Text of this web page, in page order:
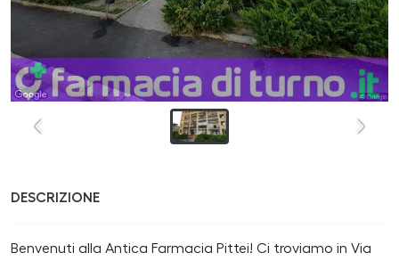
DESCRIZIONE
Benvenuti alla Antica Farmacia Pittei! Ci troviamo in Via